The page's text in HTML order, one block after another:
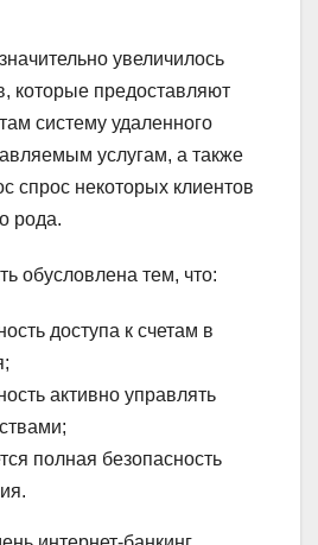
увеличилось
которые предоставляют
систему удаленного
услугам, а также
спрос некоторых клиентов
рода.
обусловлена тем, что:
доступа к счетам в
активно управлять
полная безопасность